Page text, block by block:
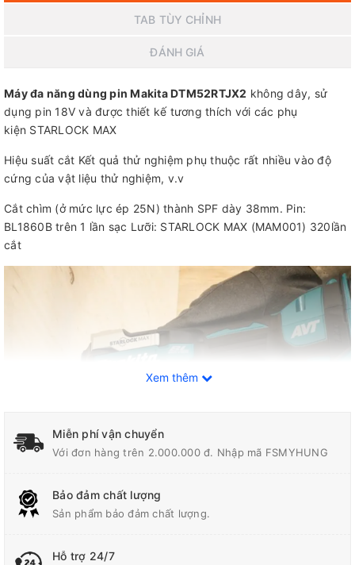
TAB TÙY CHỈNH
ĐÁNH GIÁ
Máy đa năng dùng pin Makita DTM52RTJX2 không dây, sử
dụng pin 18V và được thiết kế tương thích với các phụ
kiện STARLOCK MAX
Hiệu suất cắt Kết quả thử nghiệm phụ thuộc rất nhiều vào độ
cứng của vật liệu thử nghiệm, v.v
Cắt chìm (ở mức lực ép 25N) thành SPF dày 38mm. Pin:
BL1860B trên 1 lần sạc Lưỡi: STARLOCK MAX (MAM001) 320lần
cắt
Thông số kỹ thuật
Trọng Lượng
Xem thêm
Miễn phí vận chuyển
Với đơn hàng trên 2.000.000 đ. Nhập mã FSMYHUNG
Bảo đảm chất lượng
Sản phẩm bảo đảm chất lượng.
Hỗ trợ 24/7